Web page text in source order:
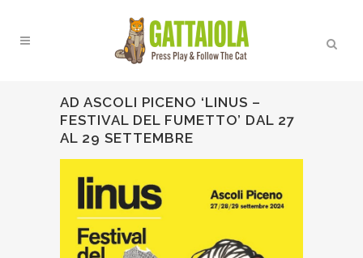
AD ASCOLI PICENO ‘LINUS –
FESTIVAL DEL FUMETTO’ DAL 27
AL 29 SETTEMBRE